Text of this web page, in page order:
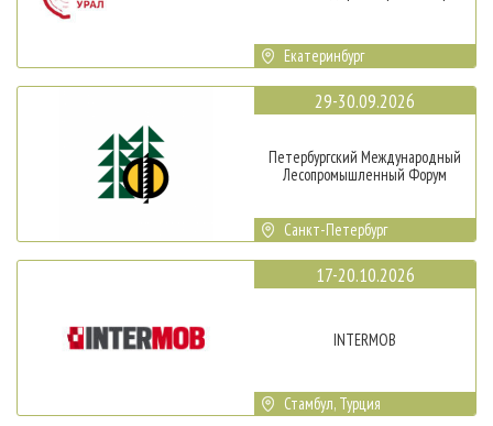
Екатеринбург
29-30.09.2026
Петербургский Международный
Лесопромышленный Форум
Санкт-Петербург
17-20.10.2026
INTERMOB
Стамбул, Турция